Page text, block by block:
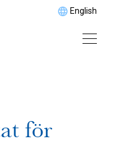
English
för